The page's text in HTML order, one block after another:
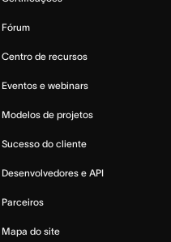
Fórum
Centro de recursos
Eventos e webinars
Modelos de projetos
Sucesso do cliente
Desenvolvedores e API
Parceiros
Mapa do site